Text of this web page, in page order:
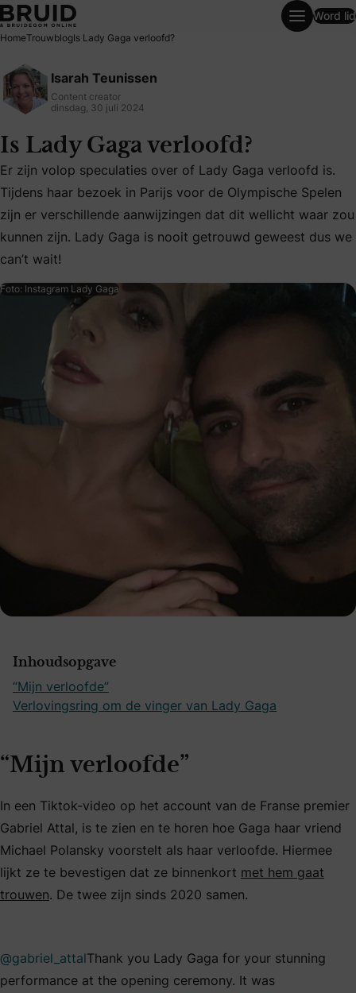
Is Lady Gaga verloofd?
Word lid
HomeTrouwblogIs Lady Gaga verloofd?
Isarah Teunissen
Content creator
dinsdag, 30 juli 2024
Is Lady Gaga verloofd?
Er zijn volop speculaties over of Lady Gaga verloofd is.
Er zijn volop speculaties over of Lady Gaga verloofd is.
Tijdens haar bezoek in Parijs voor de Olympische Spelen
zijn er verschillende aanwijzingen dat dit wellicht waar zou
kunnen zijn. Lady Gaga is nooit getrouwd geweest dus we
can’t wait!
Foto: Instagram Lady Gaga
Inhoudsopgave
“Mijn verloofde”
Verlovingsring om de vinger van Lady Gaga
“Mijn verloofde”
In een Tiktok-video op het account van de Franse premier
Gabriel Attal, is te zien en te horen hoe Gaga haar vriend
Michael Polansky voorstelt als haar verloofde. Hiermee
lijkt ze te bevestigen dat ze binnenkort met hem gaat
trouwen. De twee zijn sinds 2020 samen.
@gabriel_attalThank you Lady Gaga for your stunning
performance at the opening ceremony. It was